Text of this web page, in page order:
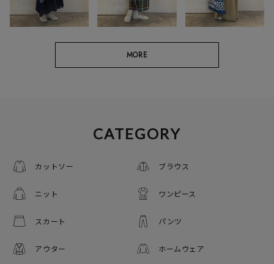
MORE
CATEGORY
カットソー ブラウス
ニット ワンピース
スカート パンツ
アウター ホームウェア